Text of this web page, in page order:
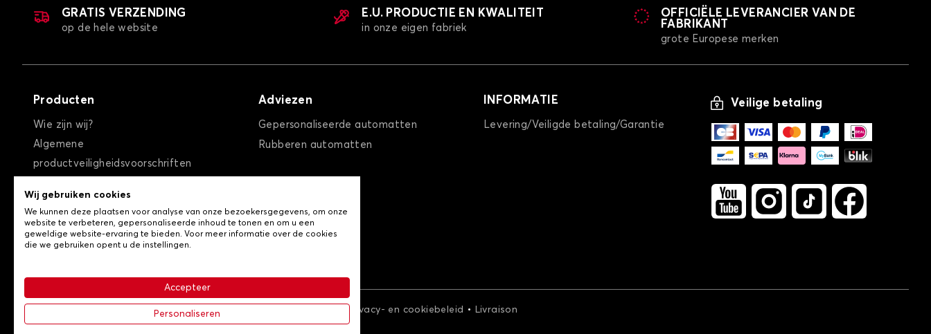
GRATIS VERZENDING
op de hele website
E.U. PRODUCTIE EN KWALITEIT
in onze eigen fabriek
OFFICIËLE LEVERANCIER VAN DE
FABRIKANT
grote Europese merken
Producten
Wie zijn wij?
Algemene
productveiligheidsvoorschriften
Contact
Adviezen
Gepersonaliseerde automatten
Rubberen automatten
INFORMATIE
Levering/Veiligde betaling/Garantie
Veilige betaling
© Copyright 2026 Lovauto Algemene verkoopvoorwaarden Privacy- en cookiebeleid • Livraison
Wij gebruiken cookies
We kunnen deze plaatsen voor analyse van onze bezoekersgegevens, om onze
website te verbeteren, gepersonaliseerde inhoud te tonen en om u een
geweldige website-ervaring te bieden. Voor meer informatie over de cookies
die we gebruiken opent u de instellingen.
Accepteer
Personaliseren